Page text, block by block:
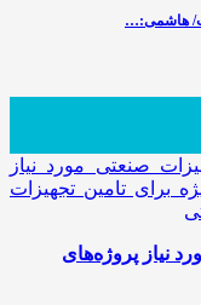
هاشمی:…
نیاز پروژه‌های